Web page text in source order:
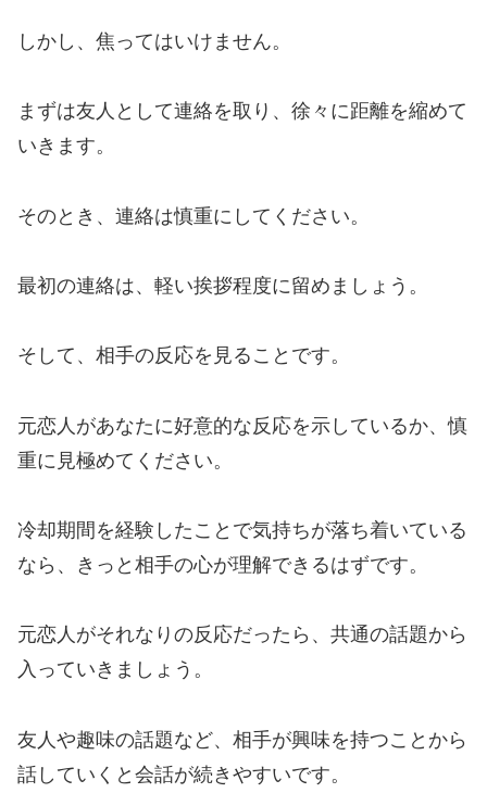
しかし、焦ってはいけません。
まずは友人として連絡を取り、徐々に距離を縮めて
いきます。
そのとき、連絡は慎重にしてください。
最初の連絡は、軽い挨拶程度に留めましょう。
そして、相手の反応を見ることです。
元恋人があなたに好意的な反応を示しているか、慎
重に見極めてください。
冷却期間を経験したことで気持ちが落ち着いている
なら、きっと相手の心が理解できるはずです。
元恋人がそれなりの反応だったら、共通の話題から
入っていきましょう。
友人や趣味の話題など、相手が興味を持つことから
話していくと会話が続きやすいです。